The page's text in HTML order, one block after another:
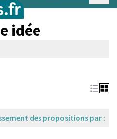
idée
des propositions par :